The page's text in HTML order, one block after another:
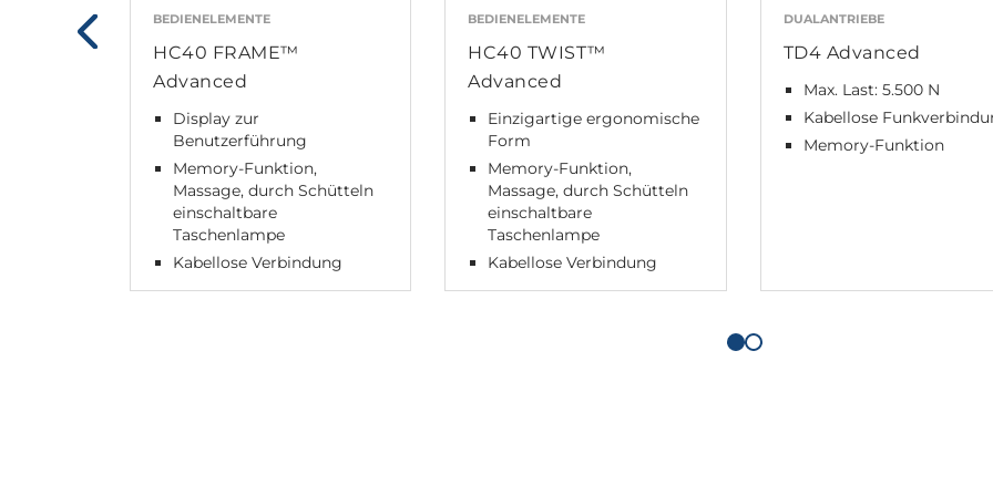
BEDIENELEMENTE
HC40 FRAME™
Advanced
Display zur
Benutzerführung
Memory-Funktion,
Massage, durch Schütteln
einschaltbare
Taschenlampe
Kabellose Verbindung
BEDIENELEMENTE
HC40 TWIST™
Advanced
Einzigartige ergonomische
Form
Memory-Funktion,
Massage, durch Schütteln
einschaltbare
Taschenlampe
Kabellose Verbindung
DUALANTRIEBE
TD4 Advanced
Max. Last: 5.500 N
Kabellose
Memory-Funktion